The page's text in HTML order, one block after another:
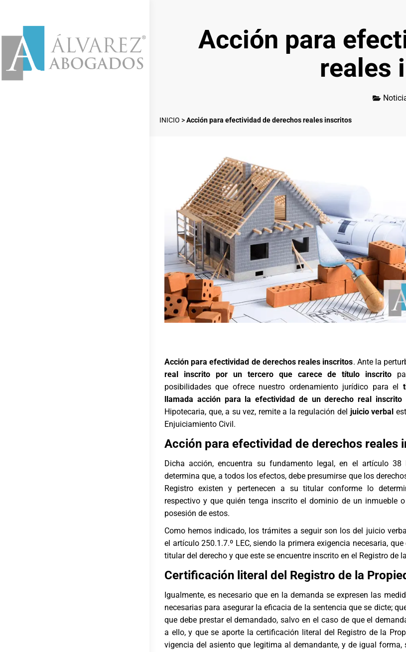
Acción para
reales
INICIO >Acción para efectividad de derechos reales inscritos
Acción para efectividad de derechos reales inscritos. Ante la
real inscrito por un tercero que carece de título inscrito
posibilidades que ofrece nuestro ordenamiento jurídico para el
llamada acción para la efectividad de un derecho real inscrito
Hipotecaria, que, a su vez, remite a la regulación del juicio verbal
Enjuiciamiento Civil.
Acción para efectividad de derechos reales
Dicha acción, encuentra su fundamento legal, en el artículo 38
determina que, a todos los efectos, debe presumirse que los
Registro existen y pertenecen a su titular conforme lo
respectivo y que quién tenga inscrito el dominio de un inmueble
posesión de estos.
Como hemos indicado, los trámites a seguir son los del juicio
el artículo 250.1.7.º LEC, siendo la primera exigencia necesaria,
titular del derecho y que este se encuentre inscrito en el Registro de
Certificación literal del Registro de la
Igualmente, es necesario que en la demanda se expresen las
necesarias para asegurar la eficacia de la sentencia que se dicte;
que debe prestar el demandado, salvo en el caso de que el
a ello, y que se aporte la certificación literal del Registro de la
vigencia del asiento que legitima al demandante, y de igual forma,